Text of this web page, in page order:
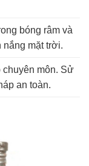
bóng râm và
mặt trời.
chuyên môn. Sử
an toàn.